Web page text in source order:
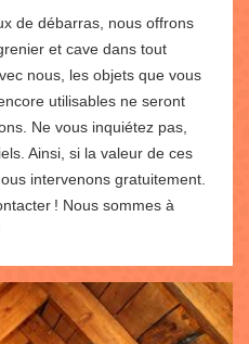
de débarras, nous offrons
et cave dans tout
nous, les objets que vous
utilisables ne seront
Ne vous inquiétez pas,
Ainsi, si la valeur de ces
intervenons gratuitement.
! Nous sommes à